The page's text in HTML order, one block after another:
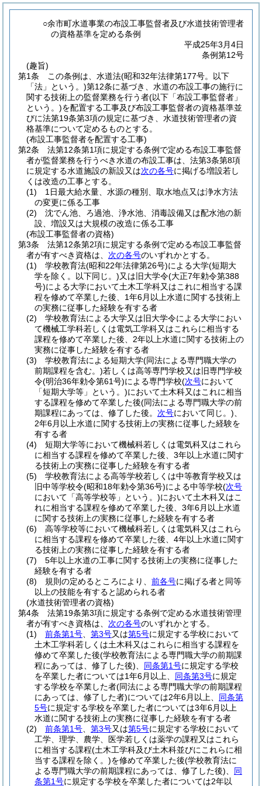
○余市町水道事業の布設工事監督者及び水道技術管理者
の資格基準を定める条例
平成25年3月4日
条例第12号
(趣旨)
第1条
この条例は、水道法(昭和32年法律第177号。以下
「法」という。)第12条に基づき、水道の布設工事の施行に
関する技術上の監督業務を行う者(以下「布設工事監督者」
という。)を配置する工事及び布設工事監督者の資格基準並
びに法第19条第3項の規定に基づき、水道技術管理者の資
格基準について定めるものとする。
(布設工事監督者を配置する工事)
第2条
法第12条第1項に規定する条例で定める布設工事監督
者が監督業務を行うべき水道の布設工事は、法第3条第8項
に規定する水道施設の新設又は次の各号に掲げる増設若し
くは改造の工事とする。
(1)
1日最大給水量、水源の種別、取水地点又は浄水方法
の変更に係る工事
(2)
沈でん池、ろ過池、浄水池、消毒設備又は配水池の新
設、増設又は大規模の改造に係る工事
(布設工事監督者の資格)
第3条
法第12条第2項に規定する条例で定める布設工事監督
者が有すべき資格は、 次の各号のいずれかとする。
(1)
学校教育法(昭和22年法律第26号)による大学(短期大
学を除く。以下同じ。)又は旧大学令(大正7年勅令第388
号)による大学において土木工学科又はこれに相当する課
程を修めて卒業した後、1年6月以上水道に関する技術上
の実務に従事した経験を有する者
(2)
学校教育法による大学又は旧大学令による大学におい
て機械工学科若しくは電気工学科又はこれらに相当する
課程を修めて卒業した後、2年以上水道に関する技術上の
実務に従事した経験を有する者
(3)
学校教育法による短期大学(同法による専門職大学の
前期課程を含む。)若しくは高等専門学校又は旧専門学校
令(明治36年勅令第61号)による専門学校(次号において
「短期大学等」という。)において土木科又はこれに相当
する課程を修めて卒業した後(同法による専門職大学の前
期課程にあっては、修了した後。 次号において同じ。)
2年6月以上水道に関する技術上の実務に従事した経験を
有する者
(4)
短期大学等において機械科若しくは電気科又はこれら
に相当する課程を修めて卒業した後、3年以上水道に関す
る技術上の実務に従事した経験を有する者
(5)
学校教育法による高等学校若しくは中等教育学校又は
旧中等学校令(昭和18年勅令第36号)による中等学校(次号
において「高等学校等」という。)において土木科又はこ
れに相当する課程を修めて卒業した後、3年6月以上水道
に関する技術上の実務に従事した経験を有する者
(6)
高等学校等において機械科若しくは電気科又はこれら
に相当する課程を修めて卒業した後、4年以上水道に関す
る技術上の実務に従事した経験を有する者
(7)
5年以上水道の工事に関する技術上の実務に従事した
経験を有する者
(8)
規則の定めるところにより、 前各号に掲げる者と同等
以上の技能を有すると認められる者
(水道技術管理者の資格)
第4条
法第19条第3項に規定する条例で定める水道技術管理
者が有すべき資格は、 次の各号のいずれかとする。
(1)
前条第1号 第3号又は第5号に規定する学校において
土木工学科若しくは土木科又はこれらに相当する課程を
修めて卒業した後(学校教育法による専門職大学の前期課
程にあっては、修了した後)
同条第1号に規定する学校
を卒業した者については1年6月以上、 同条第3号に規定
する学校を卒業した者(同法による専門職大学の前期課程
にあっては、修了した者)については2年6月以上、 同条第
5号に規定する学校を卒業した者については3年6月以上
水道に関する技術上の実務に従事した経験を有する者
(2)
前条第1号 第3号又は第5号に規定する学校において
工学、理学、農学、医学若しくは薬学の課程又はこれら
に相当する課程(土木工学科及び土木科並びにこれらに相
当する課程を除く。)を修めて卒業した後(学校教育法に
よる専門職大学の前期課程にあっては、修了した後)
同
条第1号に規定する学校を卒業した者については2年以